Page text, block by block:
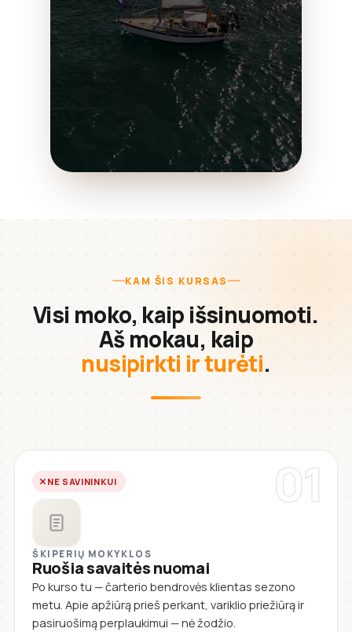
KAM ŠIS KURSAS
Visi moko, kaip išsinuomoti.
Aš mokau, kaip
nusipirkti ir turėti.
01
NE SAVININKUI
ŠKIPERIŲ MOKYKLOS
Ruošia savaitės nuomai
Po kurso tu — čarterio bendrovės klientas sezono
metu. Apie apžiūrą prieš perkant, variklio priežiūrą ir
pasiruošimą perplaukimui — nė žodžio.